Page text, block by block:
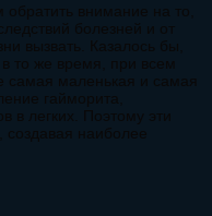
внимание на то,
болезней и от
вызвать. Казалось бы,
то же время, при всем
маленькая и самая
гайморита,
в легких. Поэтому эти
создавая наиболее